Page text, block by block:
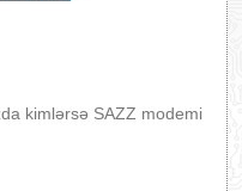
kimlərsə SAZZ modemi